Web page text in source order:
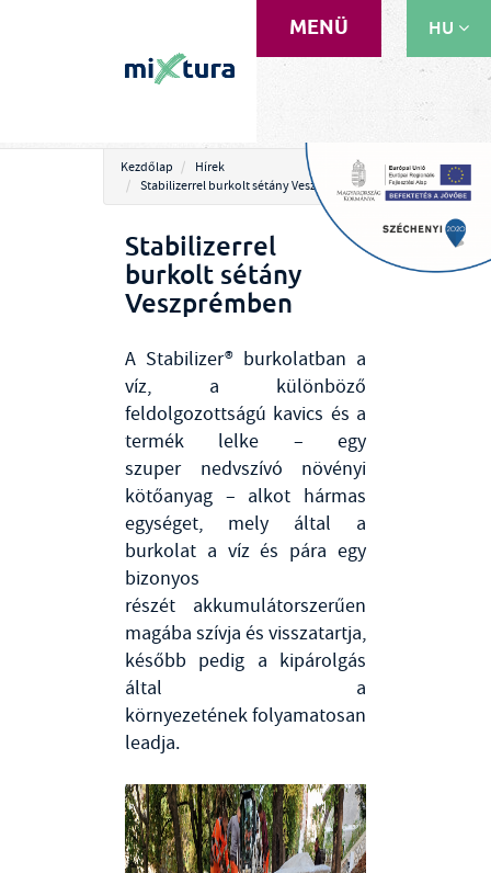
HU
MENÜ
Kezdőlap
Hírek
Stabilizerrel burkolt sétány Veszprémben
Stabilizerrel
burkolt sétány
Veszprémben
A Stabilizer® burkolatban a
víz, a különböző
feldolgozottságú kavics és a
termék lelke – egy
szuper nedvszívó növényi
kötőanyag – alkot hármas
egységet, mely által a
burkolat a víz és pára egy
bizonyos
részét akkumulátorszerűen
magába szívja és visszatartja,
később pedig a kipárolgás
által a
környezetének folyamatosan
leadja.